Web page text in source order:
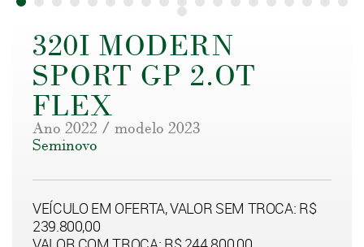
320I MODERN
SPORT GP 2.OT
FLEX
Ano 2022 / modelo 2023
Seminovo
VEÍCULO EM OFERTA, VALOR SEM TROCA: R$
239.800,00